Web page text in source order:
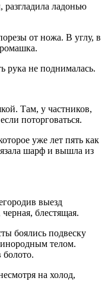
разгладила ладонью
от ножа. В углу, в
рука не поднималась.
Там, у частников,
поторговаться.
уже лет пять как
шарф и вышла из
выезд
блестящая.
боялись подвеску
инородным телом.
на холод,